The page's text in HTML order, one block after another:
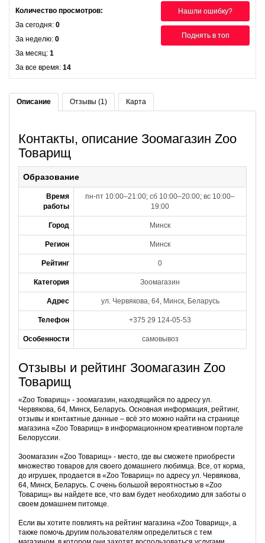
Нашли ошибку?
Поднять в топ
Количество просмотров:
За сегодня: 0
За неделю: 0
За месяц: 1
За все время: 14
Описание Отзывы (1) Карта
Контакты, описание Зоомагазин Zoo
Товарищ
Образование
Время
работы
пн-пт 10:00–21:00; сб 10:00–20:00; вс 10:00–
19:00
Город Минск
Регион Минск
Рейтинг 0
Категория Зоомагазин
Адрес ул. Червякова, 64, Минск, Беларусь
Телефон +375 29 124-05-53
Особенности самовывоз
Отзывы и рейтинг Зоомагазин Zoo
Товарищ
«Zoo Товарищ» - зоомагазин, находящийся по адресу ул.
Червякова, 64, Минск, Беларусь. Основная информация, рейтинг,
отзывы и контактные данные – всё это можно найти на странице
магазина «Zoo Товарищ» в информационном креативном портале
Белоруссии.
Зоомагазин «Zoo Товарищ» - место, где вы сможете приобрести
множество товаров для своего домашнего любимца. Все, от корма,
до игрушек, продается в «Zoo Товарищ» по адресу ул. Червякова,
64, Минск, Беларусь. С очень большой вероятностью в «Zoo
Товарищ» вы найдете все, что вам будет необходимо для заботы о
своем домашнем питомце.
Если вы хотите повлиять на рейтинг магазина «Zoo Товарищ», а
также помочь другим пользователям определиться с тем